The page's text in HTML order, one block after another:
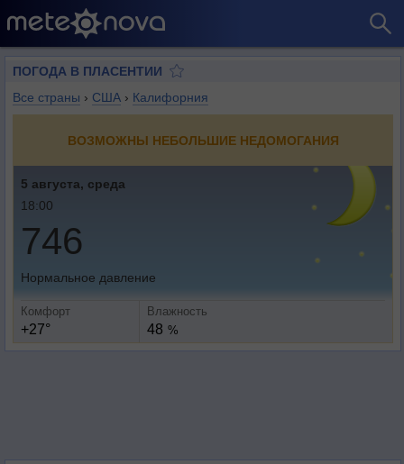
ПОГОДА В ПЛАСЕНТИИ
Все страны › США › Калифорния
ВОЗМОЖНЫ НЕБОЛЬШИЕ НЕДОМОГАНИЯ
5 августа, среда
18:00
746
Нормальное давление
Комфорт
+27°
Влажность
48 %